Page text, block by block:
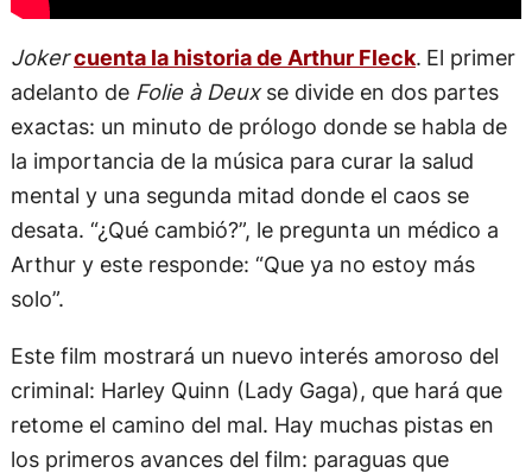
Jokercuenta la historia de Arthur Fleck. El primer
adelanto de Folie à Deuxse divide en dos partes
exactas: un minuto de prólogo donde se habla de
la importancia de la música para curar la salud
mental y una segunda mitad donde el caos se
desata. “¿Qué cambió?”, le pregunta un médico a
Arthur y este responde: “Que ya no estoy más
solo”.
Este film mostrará un nuevo interés amoroso del
criminal: Harley Quinn (Lady Gaga), que hará que
retome el camino del mal. Hay muchas pistas en
los primeros avances del film: paraguas que